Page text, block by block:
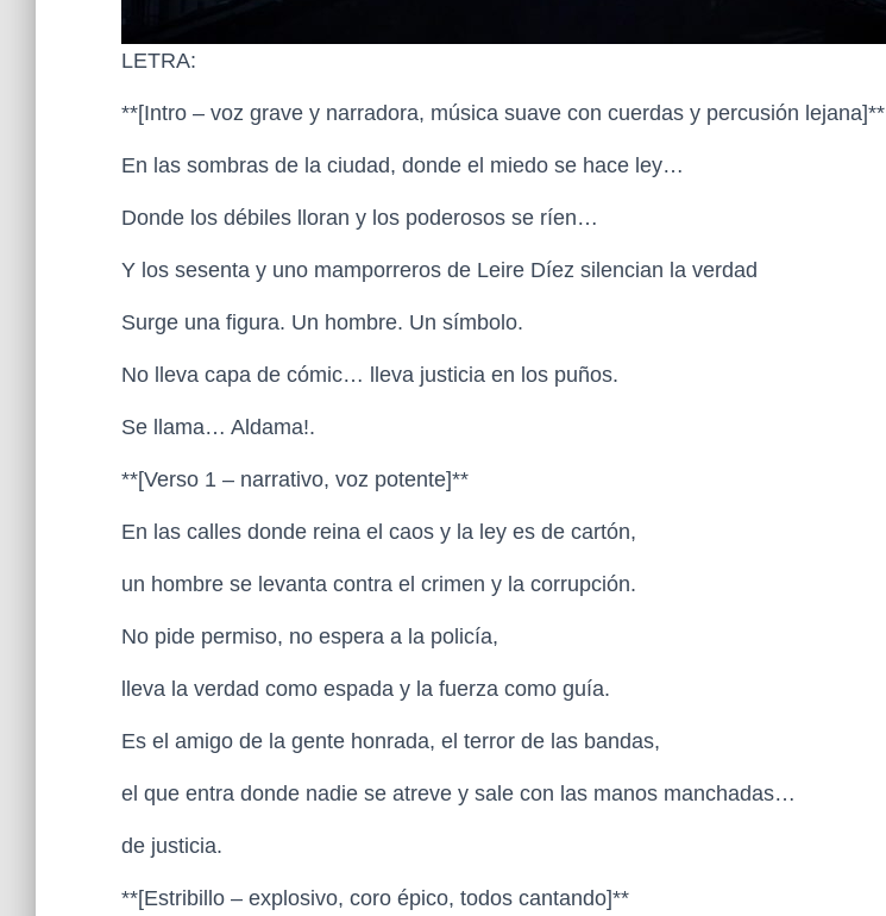
LETRA:
**[Intro – voz grave y narradora, música suave con cuerdas y percusión lejana]**
En las sombras de la ciudad, donde el miedo se hace ley…
Donde los débiles lloran y los poderosos se ríen…
Y los sesenta y uno mamporreros de Leire Díez silencian la verdad
Surge una figura. Un hombre. Un símbolo.
No lleva capa de cómic… lleva justicia en los puños.
Se llama… Aldama!.
**[Verso 1 – narrativo, voz potente]**
En las calles donde reina el caos y la ley es de cartón,
un hombre se levanta contra el crimen y la corrupción.
No pide permiso, no espera a la policía,
lleva la verdad como espada y la fuerza como guía.
Es el amigo de la gente honrada, el terror de las bandas,
el que entra donde nadie se atreve y sale con las manos manchadas…
de justicia.
**[Estribillo – explosivo, coro épico, todos cantando]**